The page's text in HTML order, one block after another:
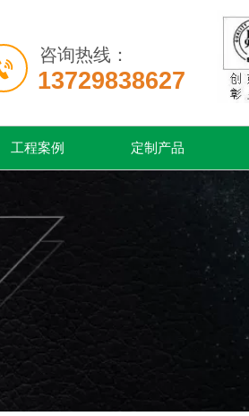
13729838627
咨询热线：
工程案例 定制产品